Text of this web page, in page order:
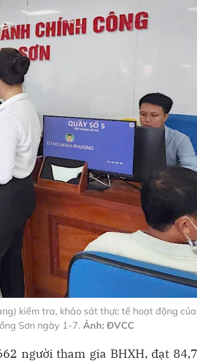
kiểm tra, khảo sát thực tế hoạt động
Sơn ngày 1-7. Ảnh: ĐVCC
người tham gia BHXH, đạt